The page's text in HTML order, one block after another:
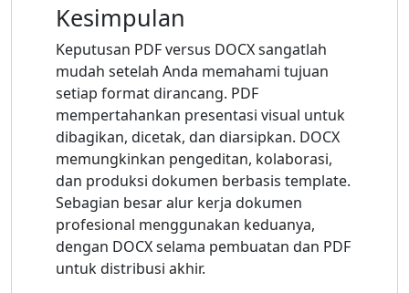
Kesimpulan
Keputusan PDF versus DOCX sangatlah
mudah setelah Anda memahami tujuan
setiap format dirancang. PDF
mempertahankan presentasi visual untuk
dibagikan, dicetak, dan diarsipkan. DOCX
memungkinkan pengeditan, kolaborasi,
dan produksi dokumen berbasis template.
Sebagian besar alur kerja dokumen
profesional menggunakan keduanya,
dengan DOCX selama pembuatan dan PDF
untuk distribusi akhir.